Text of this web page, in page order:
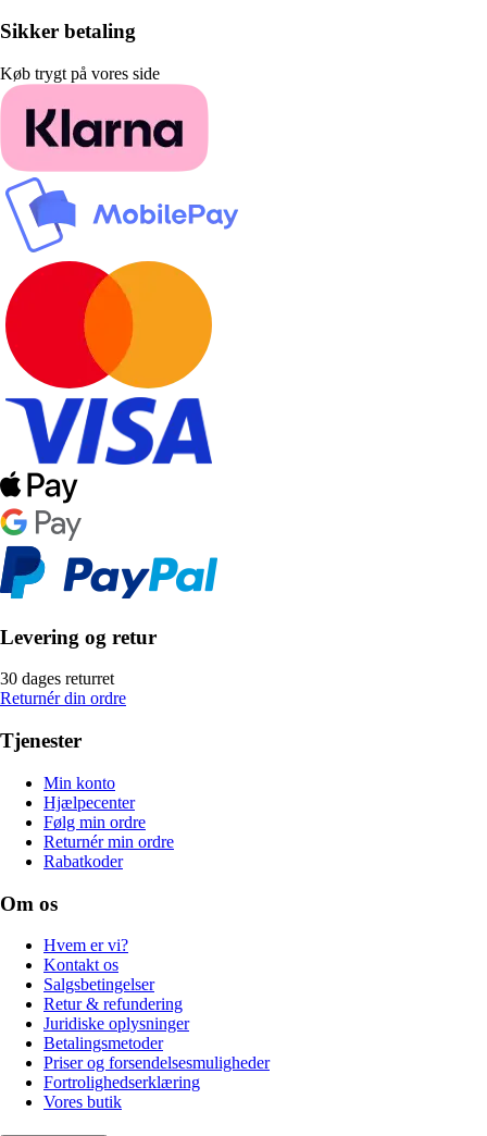
Sikker betaling
Køb trygt på vores side
Levering og retur
30 dages returret
Returnér din ordre
Tjenester
Min konto
Hjælpecenter
Følg min ordre
Returnér min ordre
Rabatkoder
Om os
Hvem er vi?
Kontakt os
Salgsbetingelser
Retur & refundering
Juridiske oplysninger
Betalingsmetoder
Priser og forsendelsesmuligheder
Fortrolighedserklæring
Vores butik